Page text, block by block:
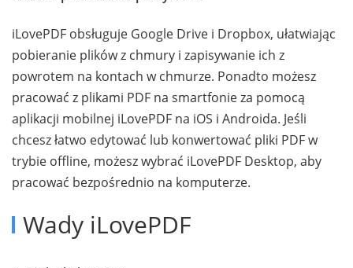
iLovePDF obsługuje Google Drive i Dropbox, ułatwiając
pobieranie plików z chmury i zapisywanie ich z
powrotem na kontach w chmurze. Ponadto możesz
pracować z plikami PDF na smartfonie za pomocą
aplikacji mobilnej iLovePDF na iOS i Androida. Jeśli
chcesz łatwo edytować lub konwertować pliki PDF w
trybie offline, możesz wybrać iLovePDF Desktop, aby
pracować bezpośrednio na komputerze.
Wady iLovePDF